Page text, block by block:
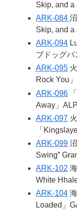
Skip, and a
ARK-084
Skip, and a
ARK-094
ブドッグバ
ARK-095
Rock You
ARK-096
Away」
ARK-097
「
ARK-099
Swing”
ARK-102
White
ARK-104
Loaded」